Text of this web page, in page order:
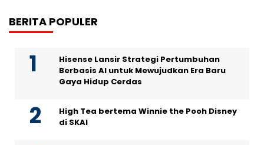
BERITA POPULER
Hisense Lansir Strategi Pertumbuhan
Berbasis AI untuk Mewujudkan Era Baru
Gaya Hidup Cerdas
High Tea bertema Winnie the Pooh Disney
di SKAI